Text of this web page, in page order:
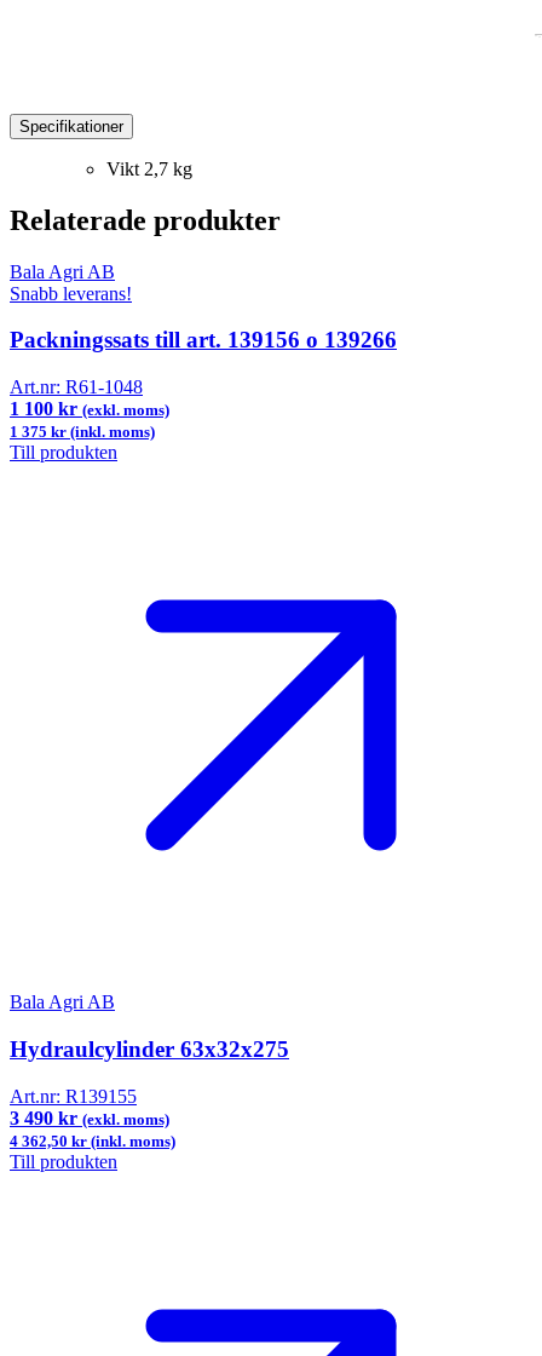
Specifikationer
Vikt 2,7 kg
Relaterade produkter
Bala Agri AB
Snabb leverans!
Packningssats till art. 139156 o 139266
Art.nr: R61-1048
1 100 kr (exkl. moms)
1 375 kr (inkl. moms)
Till produkten
Bala Agri AB
Hydraulcylinder 63x32x275
Art.nr: R139155
3 490 kr (exkl. moms)
4 362,50 kr (inkl. moms)
Till produkten